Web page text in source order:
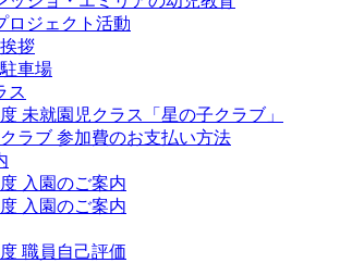
ロジェクト活動
拶
車場
ス
未就園児クラス「星の子クラブ」
ラブ 参加費のお支払い方法
入園のご案内
入園のご案内
職員自己評価